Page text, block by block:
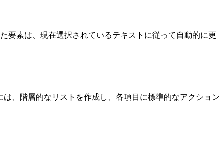
要素は、現在選択されているテキストに従って自動的に更
、階層的なリストを作成し、各項目に標準的なアクション